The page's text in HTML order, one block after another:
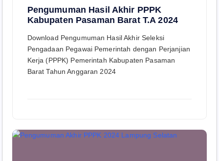
Pengumuman Hasil Akhir PPPK
Kabupaten Pasaman Barat T.A 2024
Download Pengumuman Hasil Akhir Seleksi
Pengadaan Pegawai Pemerintah dengan Perjanjian
Kerja (PPPK) Pemerintah Kabupaten Pasaman
Barat Tahun Anggaran 2024